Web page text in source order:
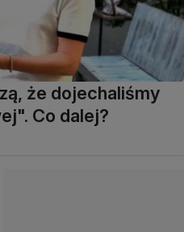
że dojechaliśmy
Co dalej?